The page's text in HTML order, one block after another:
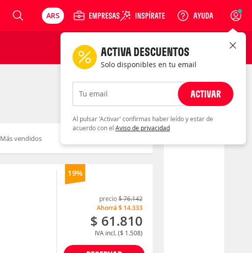
Precios enPeso argentino
ARSCambiar moneda Login
Más vendidos
19%
precio$ 76.142
Ahorrá$ 14.333
$ 61.810
IVA incl. ($ 1.508)
ACTIVA DESCUENTOS
Solo disponibles en tu email
Tu email ACTIVAR
Al pulsar 'Activar' confirmas haber leído y estar de
acuerdo con el Aviso de privacidad